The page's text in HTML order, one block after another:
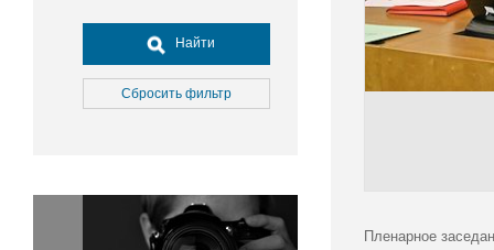
Досуг, туризм и отдых
Культура
Медицина
Окружающая среда
Политика
Найти
Сбросить фильтр
Пленарное